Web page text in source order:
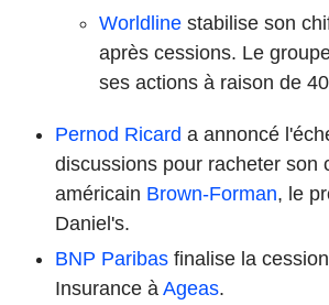
Worldline stabilise son
après cessions. Le
ses actions à raison de
Pernod Ricard a annoncé
discussions pour racheter son
américain Brown-Forman, le
Daniel's.
BNP Paribas finalise la
Insurance à Ageas.